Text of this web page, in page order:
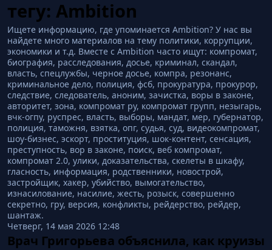
тегу: Ambition
Ищете информацию, где упоминается Ambition? У нас вы
найдете много материалов на тему политики, коррупции,
экономики и т.д. Вместе с Ambition часто ищут: компромат,
биография, расследования, досье, криминал, скандал,
власть, спецлужбы, черное досье, компра, резонанс,
криминальное дело, полиция, фсб, прокуратура, прокурор,
следствие, следователь, аноним, зачистка, воры в законе,
авторитет, зона, компромат ру, компромат групп, незыгарь,
вчк-огпу, руспрес, власть, выборы, мандат, мер, губернатор,
полиция, таможня, взятка, опг, судья, суд, видеокомпромат,
шоу-бизнес, эскорт, проституция, шок-контент, сенсация,
преступность, вор в законе, поиск, веб компромат,
компромат 2.0, улики, доказательства, скелеты в шкафу,
гласность, информация, родственники, новострой,
застройщик, хакер, убийство, вымогательство,
изнасилование, насилие, жесть, розыск, совершенно
секретно, гру, версия, конфликты, рейдерство, рейдер,
шантаж.
Четверг, 14 мая 2026 12:48
Врач Григорьева объяснила, как круизы